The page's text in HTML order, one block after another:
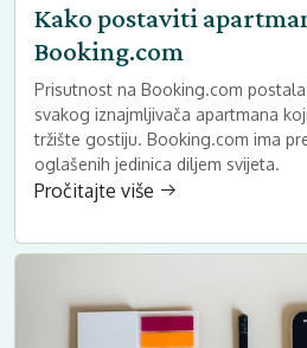
Kako postaviti
Booking.com
Prisutnost na Booking.com
svakog iznajmljivača apartmana
tržište gostiju. Booking.com ima
oglašenih jedinica diljem svijeta.
Pročitajte više